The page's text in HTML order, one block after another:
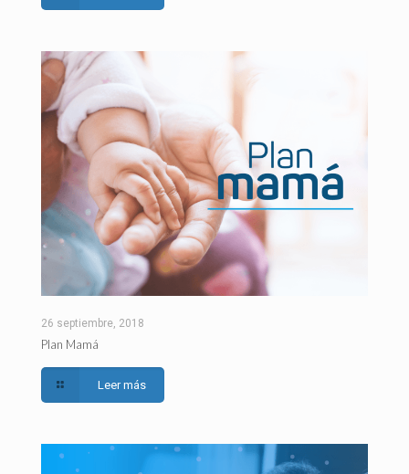
26 septiembre, 2018
Plan Mamá
Leer más